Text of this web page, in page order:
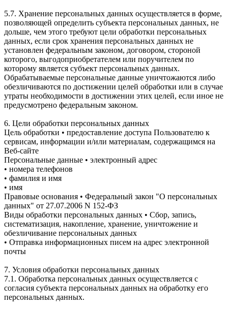
5.7. Хранение персональных данных осуществляется в форме,
позволяющей определить субъекта персональных данных, не
дольше, чем этого требуют цели обработки персональных
данных, если срок хранения персональных данных не
установлен федеральным законом, договором, стороной
которого, выгодоприобретателем или поручителем по
которому является субъект персональных данных.
Обрабатываемые персональные данные уничтожаются либо
обезличиваются по достижении целей обработки или в случае
утраты необходимости в достижении этих целей, если иное не
предусмотрено федеральным законом.
6. Цели обработки персональных данных
Цель обработки • предоставление доступа Пользователю к
сервисам, информации и/или материалам, содержащимся на
Веб-сайте
Персональные данные • электронный адрес
• номера телефонов
• фамилия и имя
• имя
Правовые основания • Федеральный закон "О персональных
данных" от 27.07.2006 N 152-ФЗ
Виды обработки персональных данных • Сбор, запись,
систематизация, накопление, хранение, уничтожение и
обезличивание персональных данных
• Отправка информационных писем на адрес электронной
почты
7. Условия обработки персональных данных
7.1. Обработка персональных данных осуществляется с
согласия субъекта персональных данных на обработку его
персональных данных.